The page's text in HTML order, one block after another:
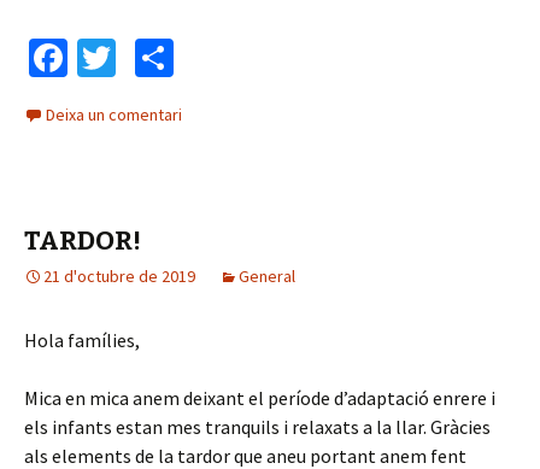
Fa
b
k
T
tt
o
m
ix
Deixa un comentari
TARDOR!
21 d'octubre de 2019 General
Hola famílies,
Mica en mica anem deixant el període d’adaptació enrere i
els infants estan mes tranquils i relaxats a la llar. Gràcies
als elements de la tardor que aneu portant anem fent